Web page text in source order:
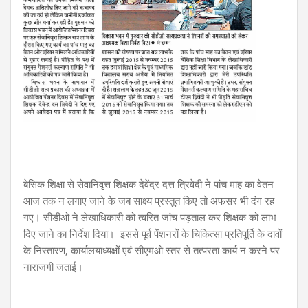
बेसिक शिक्षा से सेवानिवृत्त शिक्षक देवेंद्र दत्त त्रिवेदी ने पांच माह का वेतन
आज तक न लगाए जाने के जब साक्ष्य प्रस्तुत किए तो अफसर भी दंग रह
गए। सीडीओ ने लेखाधिकारी को त्वरित जांच पड़ताल कर शिक्षक को लाभ
दिए जाने का निर्देश दिया। इससे पूर्व पेंशनरों के चिकित्सा प्रतिपूर्ति के दावों
के निस्तारण, कार्यालयाध्यक्षों एवं सीएमओ स्तर से तत्परता कार्य न करने पर
नाराजगी जताई।